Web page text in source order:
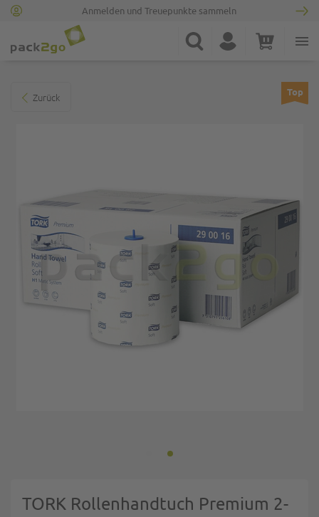
Anmelden und Treuepunkte sammeln
Suche Konto Warenkorb
Zurück Top
TORK Rollenhandtuch Premium 2-